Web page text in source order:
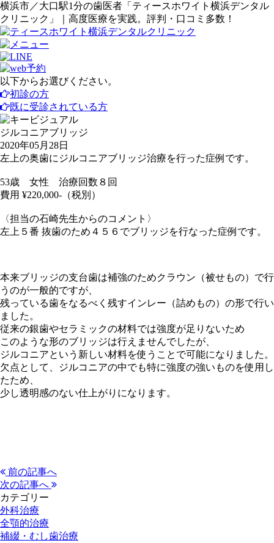
横浜市／大口駅1分の歯医者「ティースホワイト横浜デンタル
クリニック」｜高度医療を実践。評判・口コミ多数！
以下からお選びください。
初診の方
既に受診されている方
ジルコニアブリッジ
2020年05月28日
左上の奥歯にジルコニアブリッジ治療を行った症例です。
53歳 女性 治療回数８回
費用 ¥220,000-（税別）
〈担当の石崎先生からのコメント〉
左上５番 抜歯のため４５６でブリッジを行なった症例です。
本来ブリッジの支台歯は補強のためクラウン（被せもの）で行
うのが一般的ですが、
残っている歯をなるべく残すインレー（詰めもの）の形で行い
ました。
従来の銀歯やセラミックの材料では強度が足りないため
このような形のブリッジは行えませんでしたが、
ジルコニアという新しい材料を使うことで可能になりました。
欠点として、ジルコニアの中でも特に強度の強いものを使用し
たため、
少し透明感のない仕上がりになります。
前の記事へ
次の記事へ
カテゴリー
外科治療
全顎的治療
補綴・むし歯治療